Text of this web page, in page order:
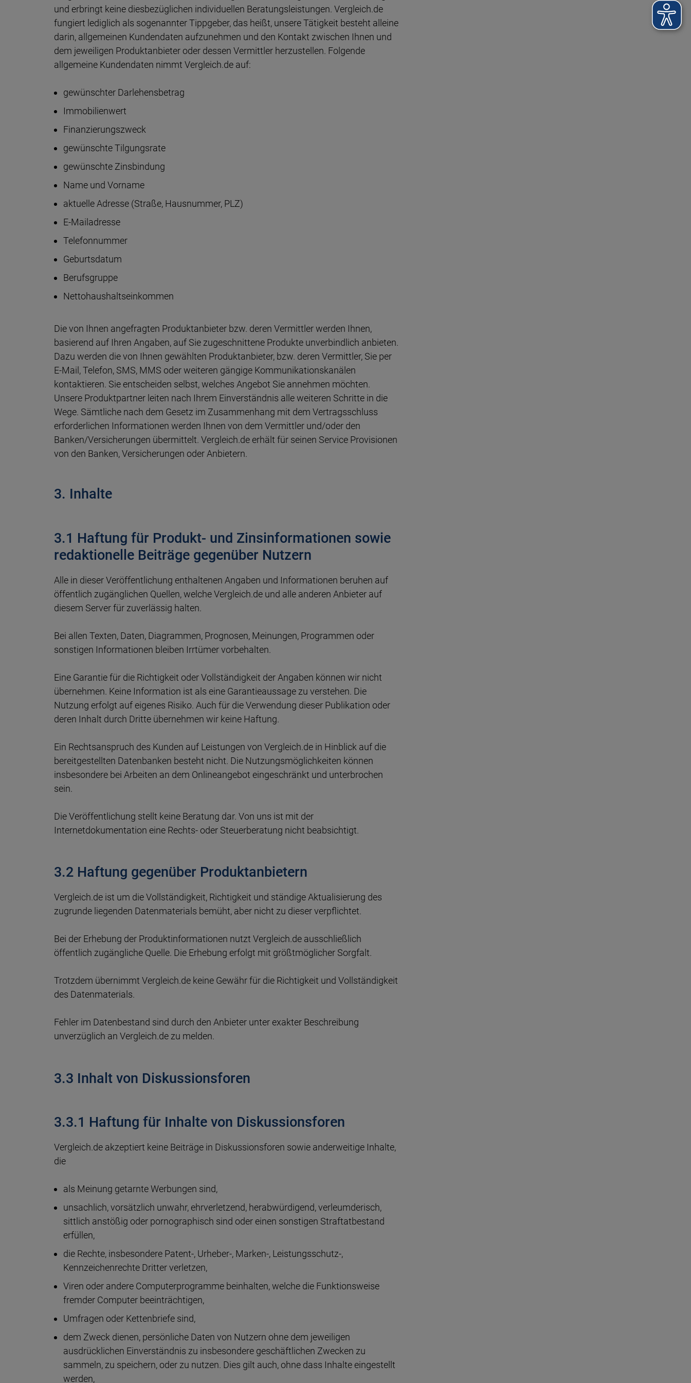
und erbringt keine diesbezüglichen individuellen Beratungsleistungen. Vergleich.de
fungiert lediglich als sogenannter Tippgeber, das heißt, unsere Tätigkeit besteht alleine
darin, allgemeinen Kundendaten aufzunehmen und den Kontakt zwischen Ihnen und
dem jeweiligen Produktanbieter oder dessen Vermittler herzustellen. Folgende
allgemeine Kundendaten nimmt Vergleich.de auf:
gewünschter Darlehensbetrag
Immobilienwert
Finanzierungszweck
gewünschte Tilgungsrate
gewünschte Zinsbindung
Name und Vorname
aktuelle Adresse (Straße, Hausnummer, PLZ)
E-Mailadresse
Telefonnummer
Geburtsdatum
Berufsgruppe
Nettohaushaltseinkommen
Die von Ihnen angefragten Produktanbieter bzw. deren Vermittler werden Ihnen,
basierend auf Ihren Angaben, auf Sie zugeschnittene Produkte unverbindlich anbieten.
Dazu werden die von Ihnen gewählten Produktanbieter, bzw. deren Vermittler, Sie per
E-Mail, Telefon, SMS, MMS oder weiteren gängige Kommunikationskanälen
kontaktieren. Sie entscheiden selbst, welches Angebot Sie annehmen möchten.
Unsere Produktpartner leiten nach Ihrem Einverständnis alle weiteren Schritte in die
Wege. Sämtliche nach dem Gesetz im Zusammenhang mit dem Vertragsschluss
erforderlichen Informationen werden Ihnen von dem Vermittler und/oder den
Banken/Versicherungen übermittelt. Vergleich.de erhält für seinen Service Provisionen
von den Banken, Versicherungen oder Anbietern.
3. Inhalte
3.1 Haftung für Produkt- und Zinsinformationen sowie
redaktionelle Beiträge gegenüber Nutzern
Alle in dieser Veröffentlichung enthaltenen Angaben und Informationen beruhen auf
öffentlich zugänglichen Quellen, welche Vergleich.de und alle anderen Anbieter auf
diesem Server für zuverlässig halten.
Bei allen Texten, Daten, Diagrammen, Prognosen, Meinungen, Programmen oder
sonstigen Informationen bleiben Irrtümer vorbehalten.
Eine Garantie für die Richtigkeit oder Vollständigkeit der Angaben können wir nicht
übernehmen. Keine Information ist als eine Garantieaussage zu verstehen. Die
Nutzung erfolgt auf eigenes Risiko. Auch für die Verwendung dieser Publikation oder
deren Inhalt durch Dritte übernehmen wir keine Haftung.
Ein Rechtsanspruch des Kunden auf Leistungen von Vergleich.de in Hinblick auf die
bereitgestellten Datenbanken besteht nicht. Die Nutzungsmöglichkeiten können
insbesondere bei Arbeiten an dem Onlineangebot eingeschränkt und unterbrochen
sein.
Die Veröffentlichung stellt keine Beratung dar. Von uns ist mit der
Internetdokumentation eine Rechts- oder Steuerberatung nicht beabsichtigt.
3.2 Haftung gegenüber Produktanbietern
Vergleich.de ist um die Vollständigkeit, Richtigkeit und ständige Aktualisierung des
zugrunde liegenden Datenmaterials bemüht, aber nicht zu dieser verpflichtet.
Bei der Erhebung der Produktinformationen nutzt Vergleich.de ausschließlich
öffentlich zugängliche Quelle. Die Erhebung erfolgt mit größtmöglicher Sorgfalt.
Trotzdem übernimmt Vergleich.de keine Gewähr für die Richtigkeit und Vollständigkeit
des Datenmaterials.
Fehler im Datenbestand sind durch den Anbieter unter exakter Beschreibung
unverzüglich an Vergleich.de zu melden.
3.3 Inhalt von Diskussionsforen
3.3.1 Haftung für Inhalte von Diskussionsforen
Vergleich.de akzeptiert keine Beiträge in Diskussionsforen sowie anderweitige Inhalte,
die
als Meinung getarnte Werbungen sind,
unsachlich, vorsätzlich unwahr, ehrverletzend, herabwürdigend, verleumderisch,
sittlich anstößig oder pornographisch sind oder einen sonstigen Straftatbestand
erfüllen,
die Rechte, insbesondere Patent-, Urheber-, Marken-, Leistungsschutz-,
Kennzeichenrechte Dritter verletzen,
Viren oder andere Computerprogramme beinhalten, welche die Funktionsweise
fremder Computer beeinträchtigen,
Umfragen oder Kettenbriefe sind,
dem Zweck dienen, persönliche Daten von Nutzern ohne dem jeweiligen
ausdrücklichen Einverständnis zu insbesondere geschäftlichen Zwecken zu
sammeln, zu speichern, oder zu nutzen. Dies gilt auch, ohne dass Inhalte eingestellt
werden,